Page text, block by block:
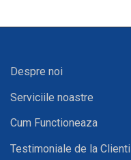
Despre noi
Serviciile noastre
Cum Functioneaza
Testimoniale de la Clienti